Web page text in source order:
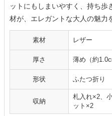
ットにもしまいやすく、持ち
材が、エレガントな大人の魅力
素材 レザー
厚さ 薄め（約
形状 ふたつ折り
収納
札入れ×2、
ット×2